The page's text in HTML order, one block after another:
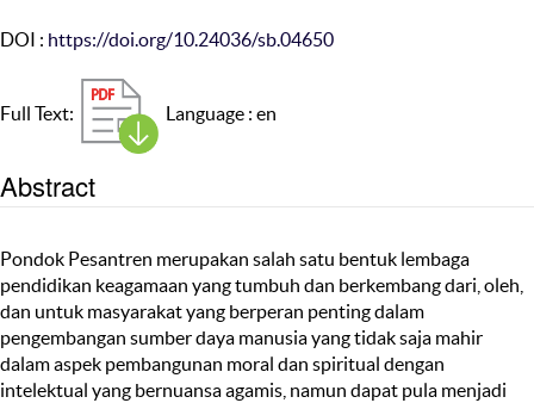
DOI : https://doi.org/10.24036/sb.04650
Full Text: Language : en
Abstract
Pondok Pesantren merupakan salah satu bentuk lembaga
pendidikan keagamaan yang tumbuh dan berkembang dari, oleh,
dan untuk masyarakat yang berperan penting dalam
pengembangan sumber daya manusia yang tidak saja mahir
dalam aspek pembangunan moral dan spiritual dengan
intelektual yang bernuansa agamis, namun dapat pula menjadi